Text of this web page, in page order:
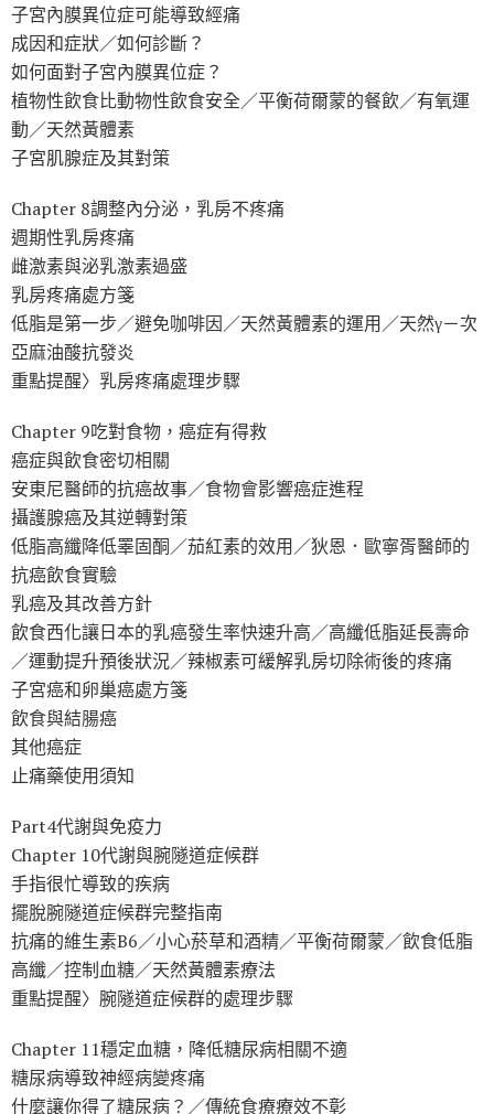
子宮內膜異位症可能導致經痛
成因和症狀／如何診斷？
如何面對子宮內膜異位症？
植物性飲食比動物性飲食安全／平衡荷爾蒙的餐飲／有氧運
動／天然黃體素
子宮肌腺症及其對策
Chapter 8調整內分泌，乳房不疼痛
週期性乳房疼痛
雌激素與泌乳激素過盛
乳房疼痛處方箋
低脂是第一步／避免咖啡因／天然黃體素的運用／天然γ－次
亞麻油酸抗發炎
重點提醒〉乳房疼痛處理步驟
Chapter 9吃對食物，癌症有得救
癌症與飲食密切相關
安東尼醫師的抗癌故事／食物會影響癌症進程
攝護腺癌及其逆轉對策
低脂高纖降低睪固酮／茄紅素的效用／狄恩．歐寧胥醫師的
抗癌飲食實驗
乳癌及其改善方針
飲食西化讓日本的乳癌發生率快速升高／高纖低脂延長壽命
／運動提升預後狀況／辣椒素可緩解乳房切除術後的疼痛
子宮癌和卵巢癌處方箋
飲食與結腸癌
其他癌症
止痛藥使用須知
Part4代謝與免疫力
Chapter 10代謝與腕隧道症候群
手指很忙導致的疾病
擺脫腕隧道症候群完整指南
抗痛的維生素B6／小心菸草和酒精／平衡荷爾蒙／飲食低脂
高纖／控制血糖／天然黃體素療法
重點提醒〉腕隧道症候群的處理步驟
Chapter 11穩定血糖，降低糖尿病相關不適
糖尿病導致神經病變疼痛
什麼讓你得了糖尿病？／傳統食療療效不彰